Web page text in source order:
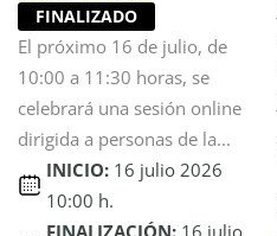
FINALIZADO
El próximo 16 de julio, de
10:00 a 11:30 horas, se
celebrará una sesión online
dirigida a personas de la...
INICIO: 16 julio 2026
10:00 h.